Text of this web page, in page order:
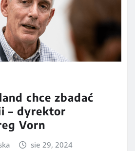
chce zbadać
– dyrektor
Vorn
sie 29, 2024